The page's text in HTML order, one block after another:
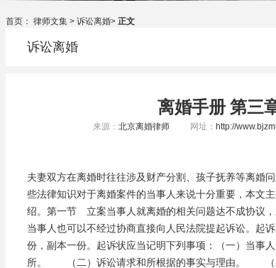
首页： 律师文集 > 诉讼离婚> 正文
诉讼离婚
离婚手册 第
来源： 北京离婚律师 网址： http://
夫妻双方在离婚时往往涉及财产分割、孩子抚养等离婚
些法律知识对于离婚案件的当事人来说十分重要，本文
绍。第一节 立案当事人就离婚的相关问题达不成协议
当事人也可以不经过协商直接向人民法院提起诉讼。起
份，副本一份。起诉状应当记明下列事项：（一）当事
所。 （二）诉讼请求和所根据的事实与理由。 （